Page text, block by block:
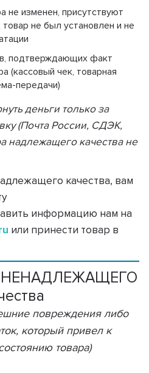
не изменен, присутствуют
не был установлен и не
подтверждающих факт
(кассовый чек, товарная
передачи)
деньги только за
(Почта России, СДЭК,
надлежащего качества не
качества, вам
информацию нам на
или принести товар в
НЕНАДЛЕЖАЩЕГО
повреждения либо
который привел к
товара)